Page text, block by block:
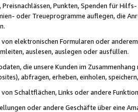
Preisnachlässen, Punkten, Spenden für
oder Treueprogramme auflegen, die
elektronischen Formularen oder
auslesen, auslegen oder ausfüllen.
die unsere Kunden im
abfragen, erheben, einholen,
Schaltflächen, Links oder andere
oder andere Geschäfte über eine